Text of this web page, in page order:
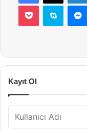
Pocket Skype
Kayıt Ol